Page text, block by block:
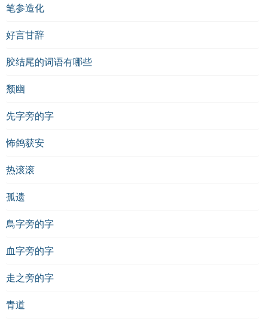
《古诗词鉴赏必读》
《中国文学史》
笔参造化
好言甘辞
胶结尾的词语有哪些
颓幽
先字旁的字
怖鸽获安
热滚滚
孤遗
鳥字旁的字
血字旁的字
走之旁的字
青道